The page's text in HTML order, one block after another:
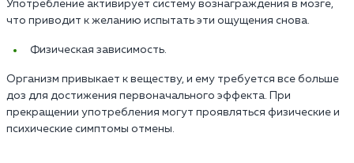
Употребление активирует систему вознаграждения в мозге,
что приводит к желанию испытать эти ощущения снова.
Физическая зависимость.
Организм привыкает к веществу, и ему требуется все больше
доз для достижения первоначального эффекта. При
прекращении употребления могут проявляться физические и
психические симптомы отмены.